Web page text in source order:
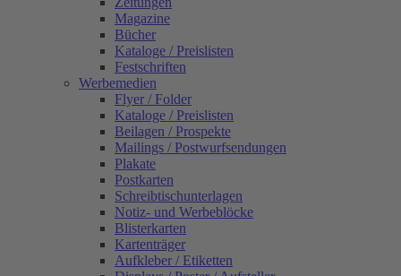
Magazine
Bücher
Kataloge / Preislisten
Festschriften
Werbemedien
Flyer / Folder
Kataloge / Preislisten
Beilagen / Prospekte
Mailings / Postwurfsendungen
Plakate
Postkarten
Schreibtischunterlagen
Notiz- und Werbeblöcke
Blisterkarten
Kartenträger
Aufkleber / Etiketten